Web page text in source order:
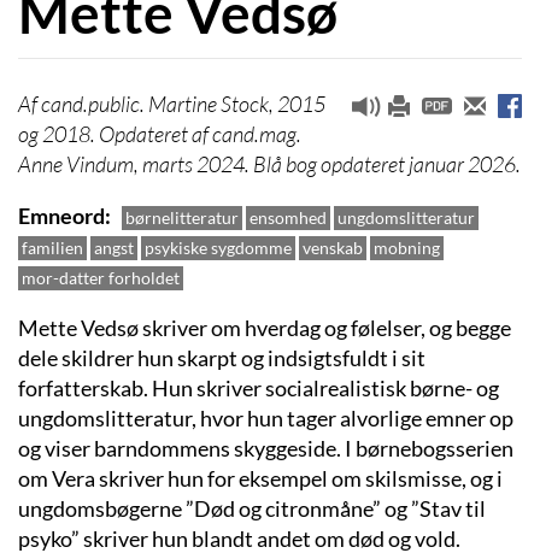
cand.public. Martine Stock, 2015
og 2018. Opdateret af cand.mag.
Anne Vindum, marts 2024. Blå bog opdateret januar 2026.
Emneord
børnelitteratur ensomhed
ungdomslitteratur
familien angst psykiske sygdomme venskab mobning
mor-datter forholdet
Mette Vedsø skriver om hverdag og følelser, og begge
dele skildrer hun skarpt og indsigtsfuldt i sit
forfatterskab. Hun skriver socialrealistisk børne- og
ungdomslitteratur, hvor hun tager alvorlige emner op
og viser barndommens skyggeside. I børnebogsserien
om Vera skriver hun for eksempel om skilsmisse, og i
ungdomsbøgerne ”Død og citronmåne” og ”Stav til
psyko” skriver hun blandt andet om død og vold.